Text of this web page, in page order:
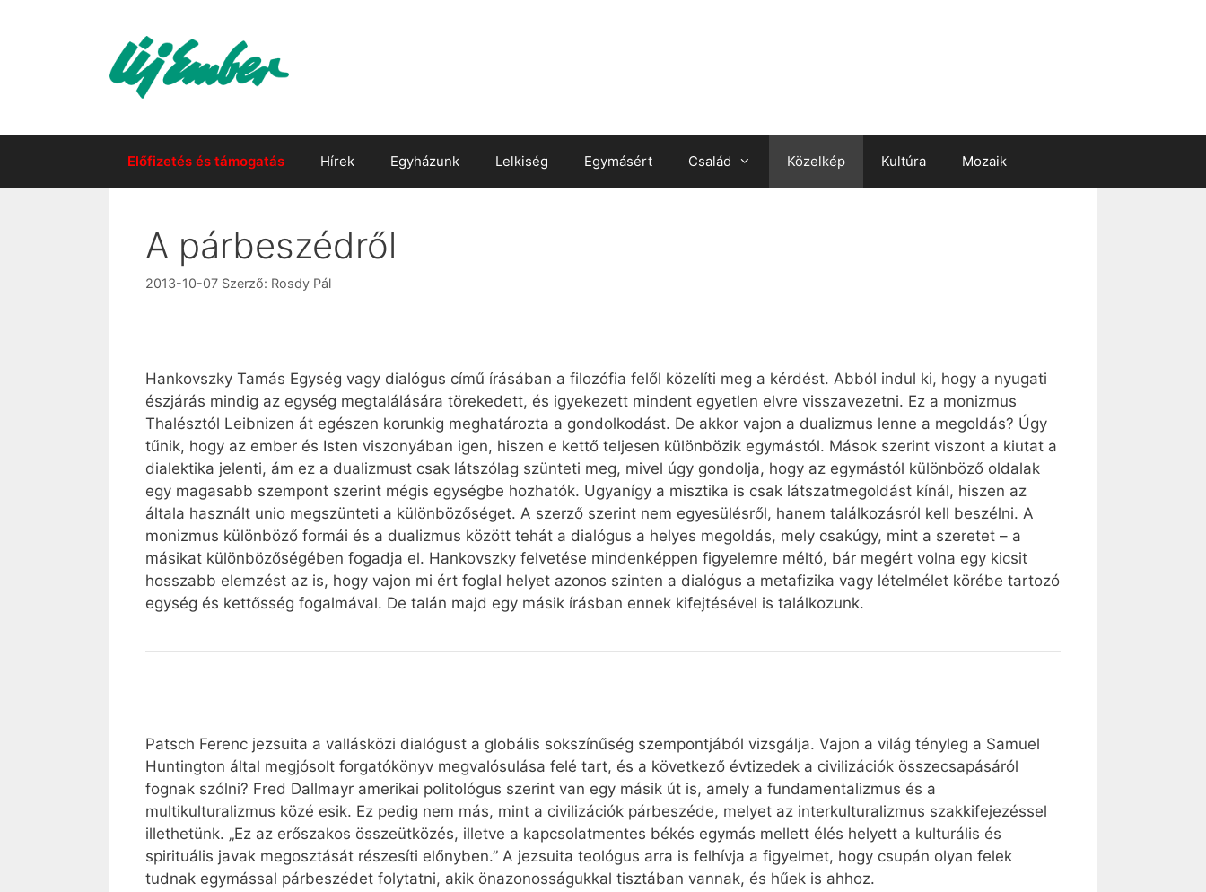
Előfizetés és támogatás Hírek Egyházunk Lelkiség Egymásért Család Közelkép Kultúra Mozaik
A párbeszédről
2013-10-07 Szerző: Rosdy Pál
Hankovszky Tamás Egység vagy dialógus című írásában a filozófia felől közelíti meg a kérdést. Abból indul ki, hogy a nyugati
észjárás mindig az egység megtalálására törekedett, és igyekezett mindent egyetlen elvre visszavezetni. Ez a monizmus
Thalésztól Leibnizen át egészen korunkig meghatározta a gondolkodást. De akkor vajon a dualizmus lenne a megoldás? Úgy
tűnik, hogy az ember és Isten viszonyában igen, hiszen e kettő teljesen különbözik egymástól. Mások szerint viszont a kiutat a
dialektika jelenti, ám ez a dualizmust csak látszólag szünteti meg, mivel úgy gondolja, hogy az egymástól különböző oldalak
egy magasabb szempont szerint mégis egységbe hozhatók. Ugyanígy a misztika is csak látszatmegoldást kínál, hiszen az
általa használt unio megszünteti a különbözőséget. A szerző szerint nem egyesülésről, hanem találkozásról kell beszélni. A
monizmus különböző formái és a dualizmus között tehát a dialógus a helyes megoldás, mely csakúgy, mint a szeretet – a
másikat különbözőségében fogadja el. Hankovszky felvetése mindenképpen figyelemre méltó, bár megért volna egy kicsit
hosszabb elemzést az is, hogy vajon mi ért foglal helyet azonos szinten a dialógus a metafizika vagy lételmélet körébe tartozó
egység és kettősség fogalmával. De talán majd egy másik írásban ennek kifejtésével is találkozunk.
Patsch Ferenc jezsuita a vallásközi dialógust a globális sokszínűség szempontjából vizsgálja. Vajon a világ tényleg a Samuel
Huntington által megjósolt forgatókönyv megvalósulása felé tart, és a következő évtizedek a civilizációk összecsapásáról
fognak szólni? Fred Dallmayr amerikai politológus szerint van egy másik út is, amely a fundamentalizmus és a
multikulturalizmus közé esik. Ez pedig nem más, mint a civilizációk párbeszéde, melyet az interkulturalizmus szakkifejezéssel
illethetünk. „Ez az erőszakos összeütközés, illetve a kapcsolatmentes békés egymás mellett élés helyett a kulturális és
spirituális javak megosztását részesíti előnyben.” A jezsuita teológus arra is felhívja a figyelmet, hogy csupán olyan felek
tudnak egymással párbeszédet folytatni, akik önazonosságukkal tisztában vannak, és hűek is ahhoz.